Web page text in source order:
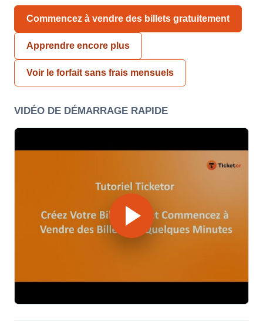
Commencez à vendre des billets gratuitement
Apprendre encore plus
Voir le forfait sans frais mensuels
VIDÉO DE DÉMARRAGE RAPIDE